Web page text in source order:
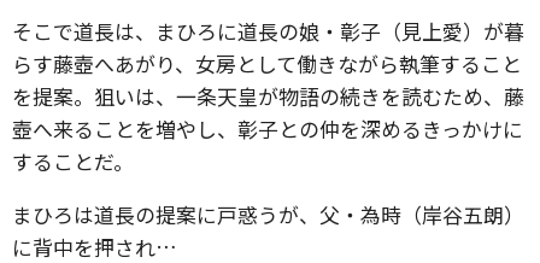
そこで道長は、まひろに道長の娘・彰子（見上愛）が暮
らす藤壺へあがり、女房として働きながら執筆すること
を提案。狙いは、一条天皇が物語の続きを読むため、藤
壺へ来ることを増やし、彰子との仲を深めるきっかけに
することだ。
まひろは道長の提案に戸惑うが、父・為時（岸谷五朗）
に背中を押され…